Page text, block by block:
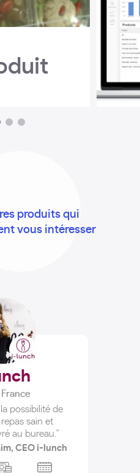
2 3
produits qui
vous intéresser
France
possibilité de
sain et
au bureau."
CEO i-lunch